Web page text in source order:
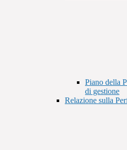
Piano della
di gestione
Relazione sulla